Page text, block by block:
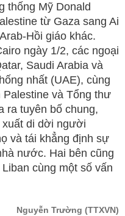
thống Mỹ Donald
từ Gaza sang Ai
Hồi giáo khác.
ngày 1/2, các ngoại
Saudi Arabia và
nhất (UAE), cùng
và Tổng thư
ra tuyên bố chung,
xuất di dời người
và tái khẳng định sự
nước. Hai bên cũng
cùng một số vấn
Nguyễn Trường (TTXVN)